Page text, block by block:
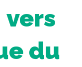
du